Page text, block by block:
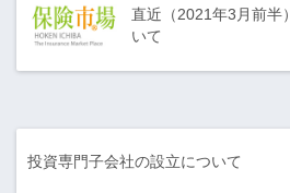
直近（2021年3月前半
いて
投資専門子会社の設立について